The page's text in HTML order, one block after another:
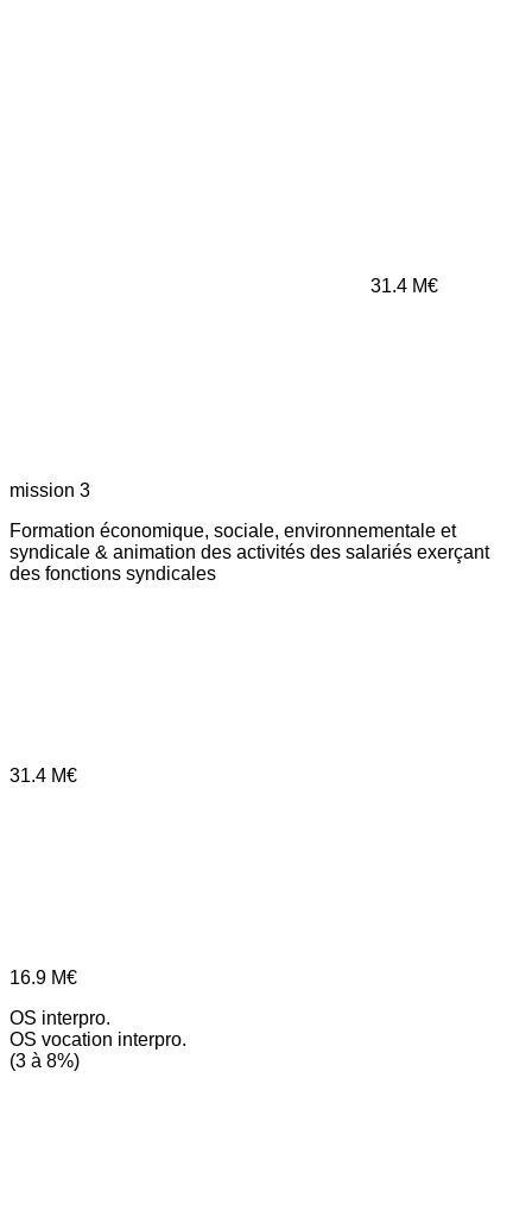
31.4 M€
mission 3
Formation économique, sociale, environnementale et
syndicale & animation des activités des salariés exerçant
des fonctions syndicales
31.4 M€
16.9 M€
OS interpro.
OS vocation interpro.
(3 à 8%)